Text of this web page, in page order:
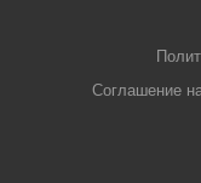
Соглашение